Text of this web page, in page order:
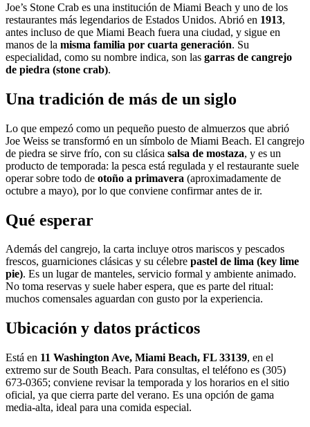
Joe’s Stone Crab es una institución de Miami Beach y uno de los
restaurantes más legendarios de Estados Unidos. Abrió en 1913,
antes incluso de que Miami Beach fuera una ciudad, y sigue en
manos de la misma familia por cuarta generación. Su
especialidad, como su nombre indica, son las garras de cangrejo
de piedra (stone crab).
Una tradición de más de un siglo
Lo que empezó como un pequeño puesto de almuerzos que abrió
Joe Weiss se transformó en un símbolo de Miami Beach. El cangrejo
de piedra se sirve frío, con su clásica salsa de mostaza, y es un
producto de temporada: la pesca está regulada y el restaurante suele
operar sobre todo de otoño a primavera (aproximadamente de
octubre a mayo), por lo que conviene confirmar antes de ir.
Qué esperar
Además del cangrejo, la carta incluye otros mariscos y pescados
frescos, guarniciones clásicas y su célebre pastel de lima (key lime
pie). Es un lugar de manteles, servicio formal y ambiente animado.
No toma reservas y suele haber espera, que es parte del ritual:
muchos comensales aguardan con gusto por la experiencia.
Ubicación y datos prácticos
Está en 11 Washington Ave, Miami Beach, FL 33139, en el
extremo sur de South Beach. Para consultas, el teléfono es (305)
673-0365; conviene revisar la temporada y los horarios en el sitio
oficial, ya que cierra parte del verano. Es una opción de gama
media-alta, ideal para una comida especial.